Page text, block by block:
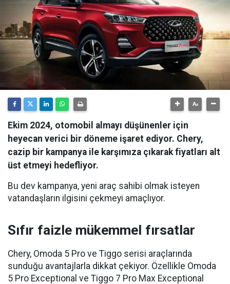
Ekim 2024, otomobil almayı düşünenler için
heyecan verici bir döneme işaret ediyor. Chery,
cazip bir kampanya ile karşımıza çıkarak fiyatları alt
üst etmeyi hedefliyor.
Bu dev kampanya, yeni araç sahibi olmak isteyen
vatandaşların ilgisini çekmeyi amaçlıyor.
Sıfır faizle mükemmel fırsatlar
Chery, Omoda 5 Pro ve Tiggo serisi araçlarında
sunduğu avantajlarla dikkat çekiyor. Özellikle Omoda
5 Pro Exceptional ve Tiggo 7 Pro Max Exceptional